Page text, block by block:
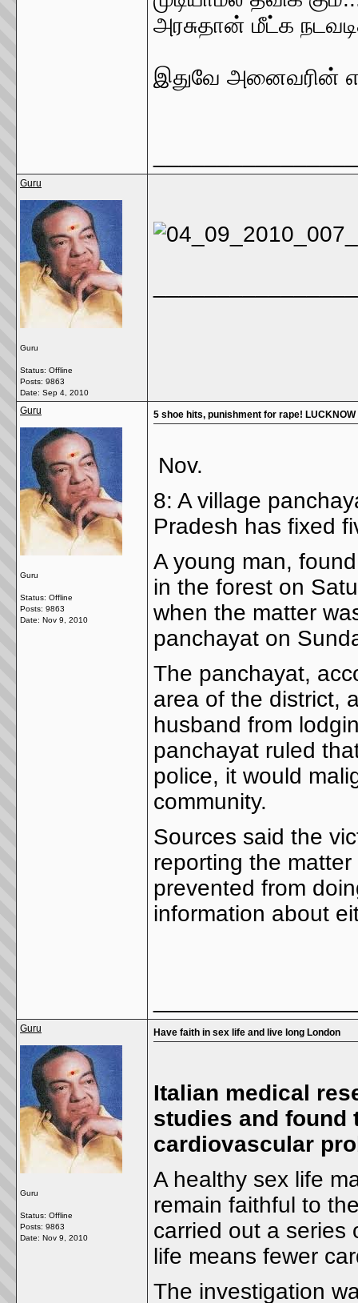
அரசுதான் மீட்க
இதுவே அனைவரின்
Guru
Guru
Status: Offline
Posts: 9863
Date: Sep 4, 2010
Guru
Guru
Status: Offline
Posts: 9863
Date: Nov 9, 2010
5 shoe hits, punishment for rape! LUCKNOW
Nov.
8: A village
Pradesh has fixed
A young man,
in the forest on
when the matter
panchayat on
The panchayat,
area of the district,
husband from
panchayat ruled
police, it would
community.
Sources said the
reporting the
prevented from
information about
Guru
Guru
Status: Offline
Posts: 9863
Date: Nov 9, 2010
Have faith in sex life and live long London
Italian medical
studies and found
cardiovascular
A healthy sex life
remain faithful to
carried out a series
life means fewer
The investigation